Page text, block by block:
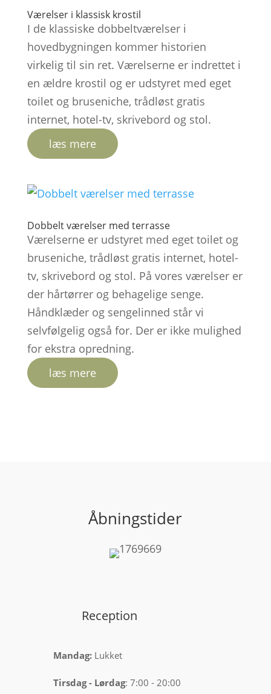
Værelser i klassisk krostil
I de klassiske dobbeltværelser i
hovedbygningen kommer historien
virkelig til sin ret. Værelserne er indrettet i
en ældre krostil og er udstyret med eget
toilet og bruseniche, trådløst gratis
internet, hotel-tv, skrivebord og stol.
læs mere
Dobbelt værelser med terrasse
Værelserne er udstyret med eget toilet og
bruseniche, trådløst gratis internet, hotel-
tv, skrivebord og stol. På vores værelser er
der hårtørrer og behagelige senge.
Håndklæder og sengelinned står vi
selvfølgelig også for. Der er ikke mulighed
for ekstra opredning.
læs mere
Åbningstider
Reception
Mandag: Lukket
Tirsdag - Lørdag: 7:00 - 20:00